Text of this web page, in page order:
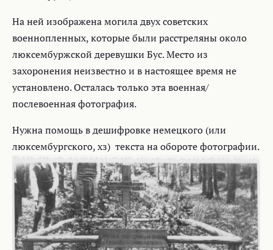
На ней изображена могила двух советских
военнопленных, которые были расстреляны около
люксембуржской деревушки Бус. Место из
захоронения неизвестно и в настоящее время не
установлено. Осталась только эта военная/
послевоенная фотография.
Нужна помощь в дешифровке немецкого (или
люксембургского, хз) текста на обороте фотографии.